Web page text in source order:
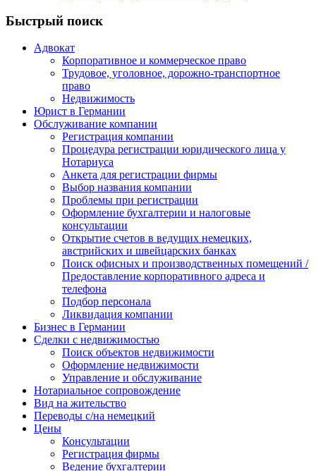
Быстрый поиск
Адвокат
Корпоративное и коммерческое право
Трудовое, уголовное, дорожно-транспортное
право
Недвижимость
Юрист в Германии
Обслуживание компании
Регистрация компании
Процедура регистрации юридического лица у
Нотариуса
Анкета для регистрации фирмы
Выбор названия компании
Проблемы при регистрации
Оформление бухгалтерии и налоговые
консультации
Открытие счетов в ведущих немецких,
австрийских и швейцарских банках
Поиск офисных и производственных помещений /
Предоставление корпоративного адреса и
телефона
Подбор персонала
Ликвидация компании
Бизнес в Германии
Сделки с недвижимостью
Поиск объектов недвижимости
Оформление недвижимости
Управление и обслуживание
Нотариальное сопровождение
Вид на жительство
Переводы с/на немецкий
Цены
Консультации
Регистрация фирмы
Ведение бухгалтерии